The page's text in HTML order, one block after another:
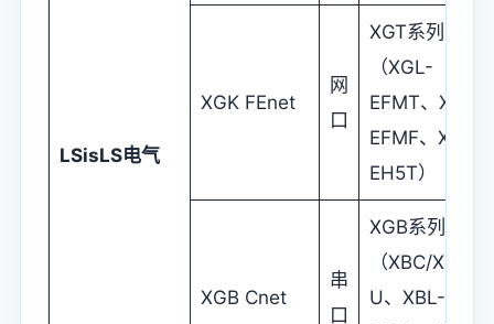
LSisLS电气
XGK FEnet
网
口
XGT系列
（XGL-
EFMT、XGL-
EFMF、XGL-
EH5T）
XGB Cnet
串
口
XGB系列
（XBC/XEC
U、XBL-